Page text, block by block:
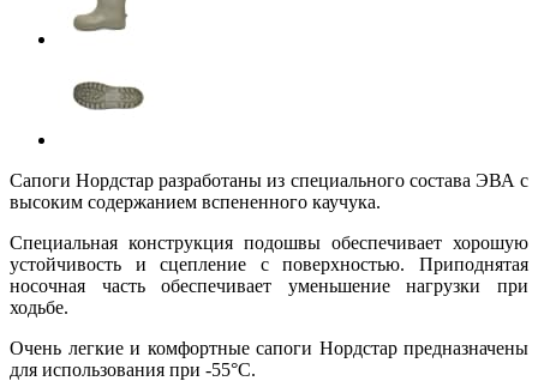
Сапоги Нордстар разработаны из специального состава ЭВА с
высоким содержанием вспененного каучука.
Специальная конструкция подошвы обеспечивает хорошую
устойчивость и сцепление с поверхностью. Приподнятая
носочная часть обеспечивает уменьшение нагрузки при
ходьбе.
Очень легкие и комфортные сапоги Нордстар предназначены
для использования при -55°С.